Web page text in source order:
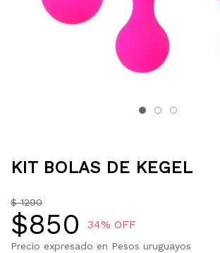
KIT BOLAS DE KEGEL
$ 1290
$850 34% OFF
Precio expresado en Pesos uruguayos